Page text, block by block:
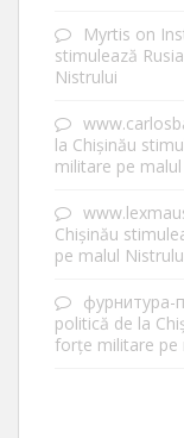
Myrtis on
stimulează
Nistrului
la Chișinău
militare pe
Chișinău
pe malul
фурнитура-
politică de la
forțe militare pe